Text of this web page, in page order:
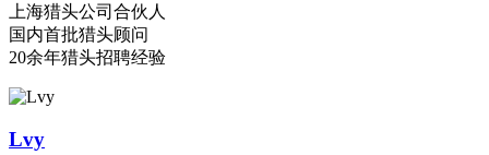
上海猎头公司合伙人
国内首批猎头顾问
20余年猎头招聘经验
Lvy